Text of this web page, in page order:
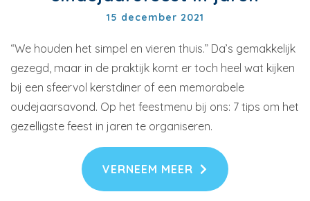
15 december 2021
“We houden het simpel en vieren thuis.” Da’s gemakkelijk
gezegd, maar in de praktijk komt er toch heel wat kijken
bij een sfeervol kerstdiner of een memorabele
oudejaarsavond. Op het feestmenu bij ons: 7 tips om het
gezelligste feest in jaren te organiseren.
VERNEEM MEER